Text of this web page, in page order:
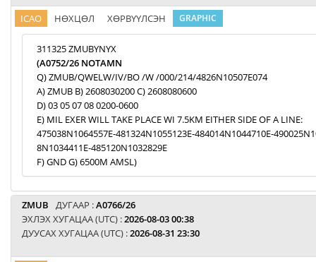
ICAO НӨХЦӨЛ ХӨРВҮҮЛСЭН GRAPHIC
311325 ZMUBYNYX
(A0752/26 NOTAMN
Q) ZMUB/QWELW/IV/BO /W /000/214/4826N10507E074
A) ZMUB B) 2608030200 C) 2608080600
D) 03 05 07 08 0200-0600
E) MIL EXER WILL TAKE PLACE WI 7.5KM EITHER SIDE OF A LINE:
475038N1064557E-481324N1055123E-484014N1044710E-
8N1034411E-485120N1032829E
F) GND G) 6500M AMSL)
ZMUB ДУГААР :A0766/26
ЭХЛЭХ ХУГАЦАА (UTC) :2026-08-03 00:38
ДУУСАХ ХУГАЦАА (UTC) :2026-08-31 23:30